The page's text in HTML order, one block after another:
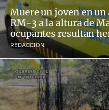
Muere un joven en
RM-3 a la altura de
ocupantes resultan
REDACCIÓN